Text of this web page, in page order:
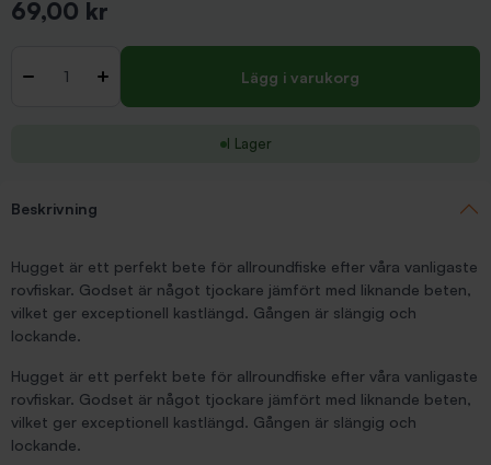
69,00 kr
- + Lägg i varukorg
I Lager
Beskrivning
Hugget är ett perfekt bete för allroundfiske efter våra vanligaste
rovfiskar. Godset är något tjockare jämfört med liknande beten,
vilket ger exceptionell kastlängd. Gången är slängig och
lockande.
Hugget är ett perfekt bete för allroundfiske efter våra vanligaste
rovfiskar. Godset är något tjockare jämfört med liknande beten,
vilket ger exceptionell kastlängd. Gången är slängig och
lockande.